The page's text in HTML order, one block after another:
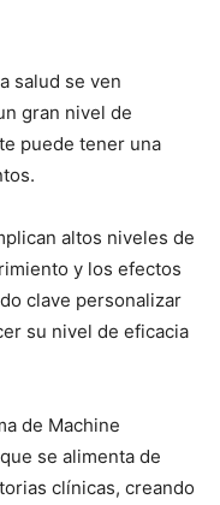
salud se ven
gran nivel de
puede tener una
altos niveles de
y los efectos
clave personalizar
su nivel de eficacia
de Machine
se alimenta de
clínicas, creando